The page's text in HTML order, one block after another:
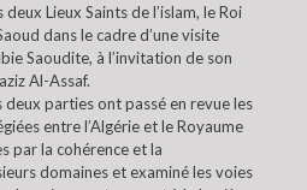
Lieux Saints de l’islam, le Roi
dans le cadre d’une visite
Saoudite, à l’invitation de son
Al-Assaf.
parties ont passé en revue les
entre l’Algérie et le Royaume
par la cohérence et la
domaines et examiné les voies